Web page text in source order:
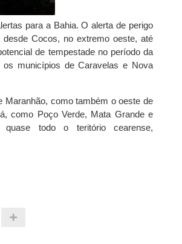
para a Bahia. O alerta de perigo
Cocos, no extremo oeste, até
de tempestade no período da
os municípios de Caravelas e Nova
como também o oeste de
como Poço Verde, Mata Grande e
quase todo o teritório cearense,